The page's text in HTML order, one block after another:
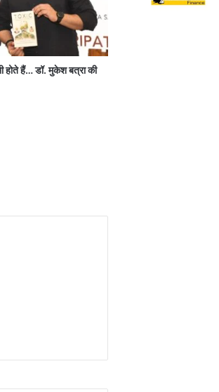
होते हैं… डॉ. मुकेश बत्रा की